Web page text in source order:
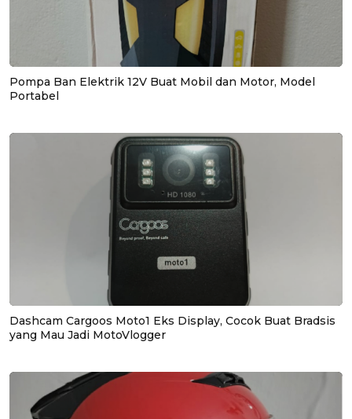
Pompa Ban Elektrik 12V Buat Mobil dan Motor, Model
Portabel
Dashcam Cargoos Moto1 Eks Display, Cocok Buat Bradsis
yang Mau Jadi MotoVlogger